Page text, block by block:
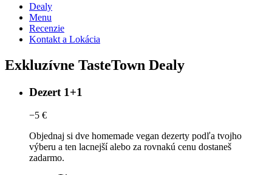
Dealy
Menu
Recenzie
Kontakt a Lokácia
Exkluzívne TasteTown Dealy
Dezert 1+1
−5 €
Objednaj si dve homemade vegan dezerty podľa tvojho
výberu a ten lacnejší alebo za rovnakú cenu dostaneš
zadarmo.